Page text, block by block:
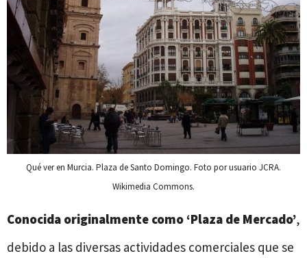
Qué ver en Murcia. Plaza de Santo Domingo. Foto por usuario JCRA.
Wikimedia Commons.
Conocida originalmente como ‘Plaza de Mercado’,
debido a las diversas actividades comerciales que se